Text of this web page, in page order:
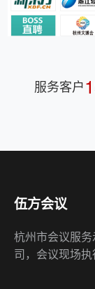
服务客户
伍方会议
杭州市会议服
司，会议现场执